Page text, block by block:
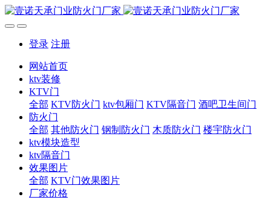
登录 注册
网站首页
ktv装修
KTV门
全部 KTV防火门 ktv包厢门 KTV隔音门 酒吧卫生间门
防火门
全部 其他防火门 钢制防火门 木质防火门 楼宇防火门
ktv模块造型
ktv隔音门
效果图片
全部 KTV门效果图片
厂家价格